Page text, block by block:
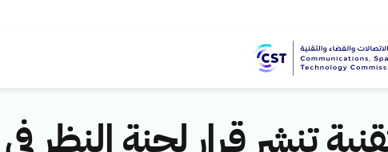
تنشر قرار لجنة النظر في